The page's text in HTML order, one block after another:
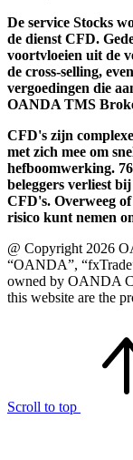
De service Stocks
de dienst CFD.
voortvloeien uit de
de cross-selling,
vergoedingen die
OANDA TMS
CFD's zijn
met zich mee om
hefboomwerking.
beleggers verliest
CFD's. Overweeg
risico kunt nemen
@ Copyright 2026
“OANDA”,
owned by OANDA
this website are the
Scroll to top